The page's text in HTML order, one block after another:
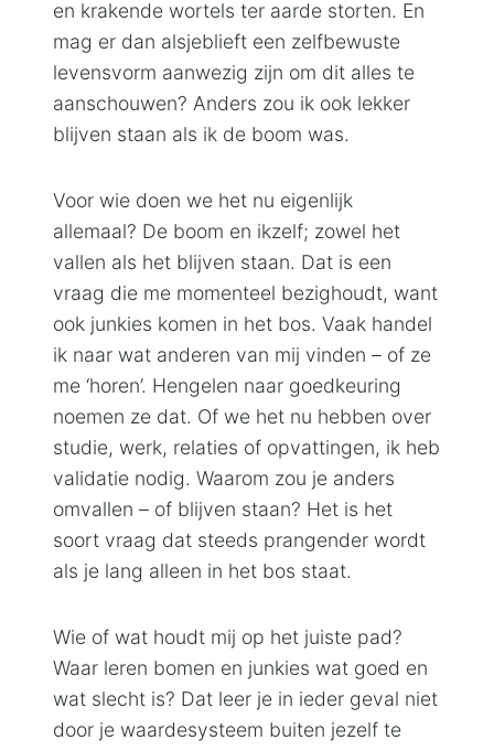
en krakende wortels ter aarde storten. En
mag er dan alsjeblieft een zelfbewuste
levensvorm aanwezig zijn om dit alles te
aanschouwen? Anders zou ik ook lekker
blijven staan als ik de boom was.
Voor wie doen we het nu eigenlijk
allemaal? De boom en ikzelf; zowel het
vallen als het blijven staan. Dat is een
vraag die me momenteel bezighoudt, want
ook junkies komen in het bos. Vaak handel
ik naar wat anderen van mij vinden – of ze
me ‘horen’. Hengelen naar goedkeuring
noemen ze dat. Of we het nu hebben over
studie, werk, relaties of opvattingen, ik heb
validatie nodig. Waarom zou je anders
omvallen – of blijven staan? Het is het
soort vraag dat steeds prangender wordt
als je lang alleen in het bos staat.
Wie of wat houdt mij op het juiste pad?
Waar leren bomen en junkies wat goed en
wat slecht is? Dat leer je in ieder geval niet
door je waardesysteem buiten jezelf te